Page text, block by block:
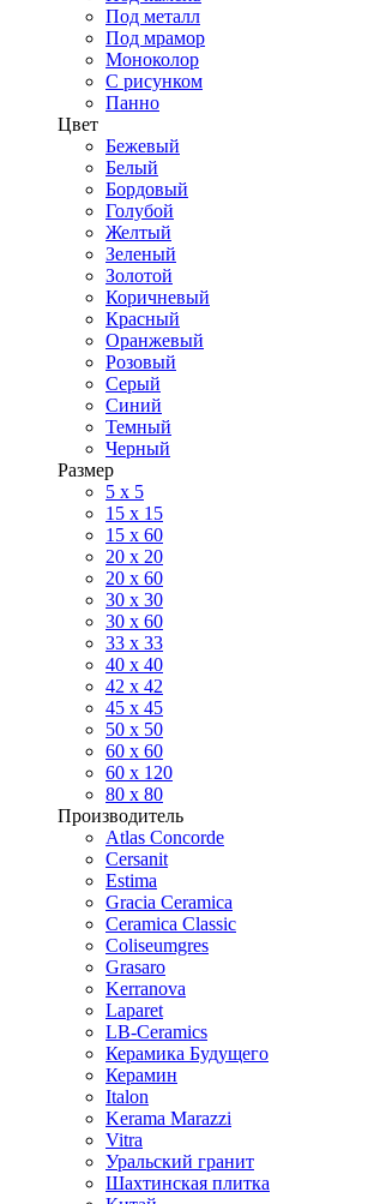
Под металл
Под мрамор
Моноколор
С рисунком
Панно
Цвет
Бежевый
Белый
Бордовый
Голубой
Желтый
Зеленый
Золотой
Коричневый
Красный
Оранжевый
Розовый
Серый
Синий
Темный
Черный
Размер
5 x 5
15 x 15
15 x 60
20 х 20
20 x 60
30 х 30
30 x 60
33 x 33
40 х 40
42 x 42
45 x 45
50 x 50
60 х 60
60 x 120
80 x 80
Производитель
Atlas Concorde
Cersanit
Estima
Gracia Ceramica
Ceramica Classic
Coliseumgres
Grasaro
Kerranova
Laparet
LB-Ceramics
Керамика Будущего
Керамин
Italon
Kerama Marazzi
Vitra
Уральский гранит
Шахтинская плитка